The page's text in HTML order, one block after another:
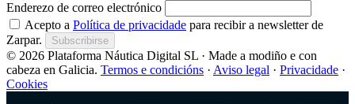
Enderezo de correo electrónico
Acepto a Política de privacidade para recibir a newsletter de
Zarpar.
Subscribirse
© 2026 Plataforma Náutica Digital SL · Made a modiño e con
cabeza en Galicia. Termos e condicións · Aviso legal · Privacidade ·
Cookies